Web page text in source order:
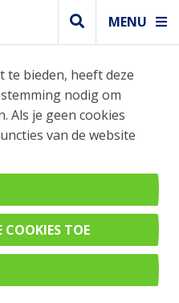
MENU
plaatsen. Wil je je
apparaten
hier voor meer
3600-20
te bieden, heeft deze
nodig om
Als je geen cookies
van de website